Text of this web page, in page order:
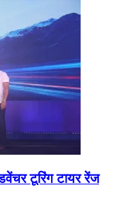
टूरिंग टायर रेंज